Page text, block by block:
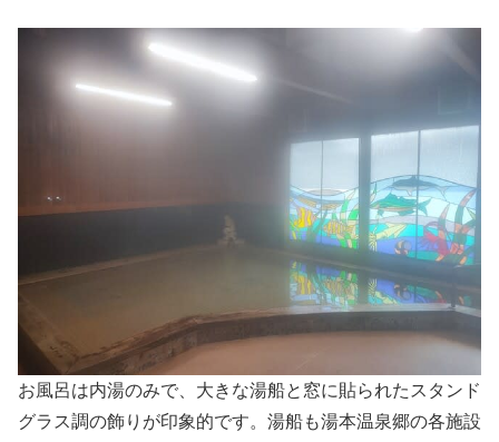
お風呂は内湯のみで、大きな湯船と窓に貼られたスタンド
グラス調の飾りが印象的です。湯船も湯本温泉郷の各施設